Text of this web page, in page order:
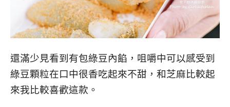
還滿少見看到有包綠豆內餡，咀嚼中可以感受到
綠豆顆粒在口中很香吃起來不甜，和芝麻比較起
來我比較喜歡這款。